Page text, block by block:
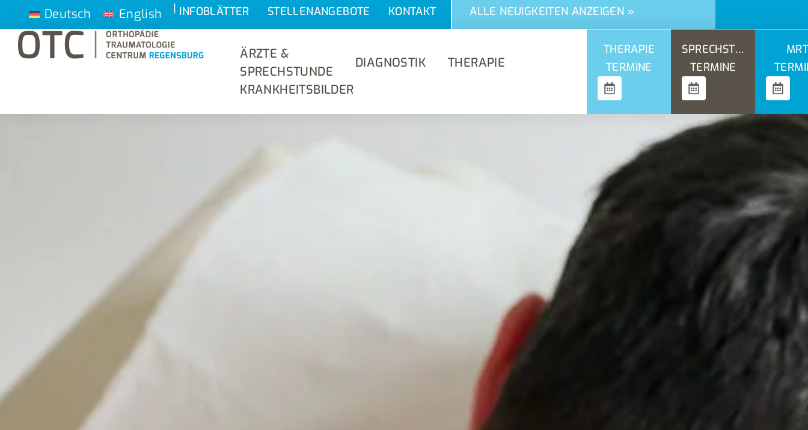
Deutsch English | INFOBLÄTTER STELLENANGEBOTE KONTAKT ALLE NEUIGKEITEN ANZEIGEN »
ÄRZTE &
SPRECHSTUNDE
DIAGNOSTIK
THERAPIE
KRANKHEITSBILDER
THERAPIE
TERMINE
SPRECHSTD.
TERMINE
MRT